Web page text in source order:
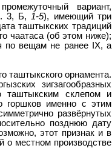
вариант,
3, Б, 1-5), имеющий три
таштыкских традиций
чаатаса (об этом ниже);
по вещам не ранее IX, а
таштыкского орнамента.
зигзагообразных
таштыкским склепом и
горшков именно с этим
развёрнутых
позднюю дату
этот признак и в
о местном производстве